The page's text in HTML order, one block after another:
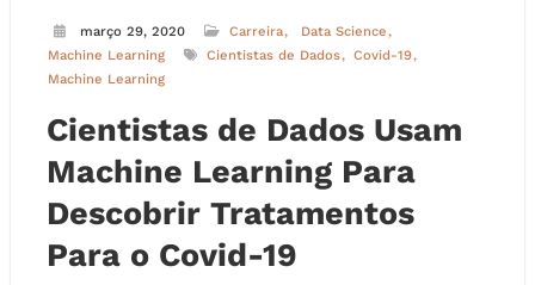
março 29, 2020 Carreira
Data Science
Machine Learning
Cientistas de Dados
Covid-19
Machine Learning
Cientistas de Dados Usam
Machine Learning Para
Descobrir Tratamentos
Para o Covid-19